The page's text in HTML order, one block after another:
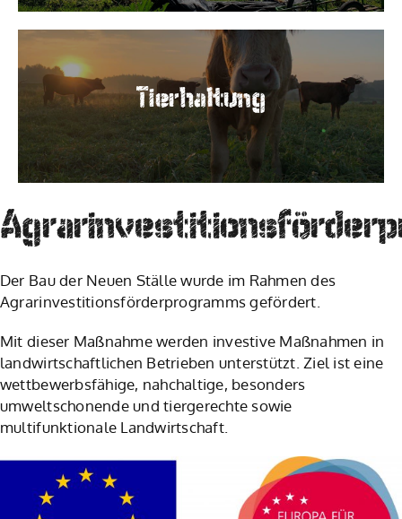
Tierhaltung
Der Bau der Neuen Ställe wurde im Rahmen des
Agrarinvestitionsförderprogramms gefördert.
Mit dieser Maßnahme werden investive Maßnahmen in
landwirtschaftlichen Betrieben unterstützt. Ziel ist eine
wettbewerbsfähige, nahchaltige, besonders
umweltschonende und tiergerechte sowie
multifunktionale Landwirtschaft.